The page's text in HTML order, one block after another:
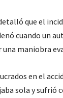
que el
cuando un
una maniobra
en el
sola y sufrió